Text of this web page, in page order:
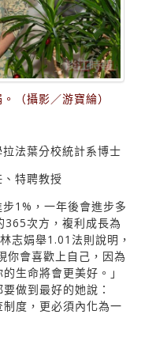
（攝影／游寶綸）
法葉分校統計系博士
特聘教授
步1%，一年後會進步多
次方，複利成長為
志娟舉1.01法則說明，
你會喜歡上自己，因為
生命將會更美好。」
做到最好的她說：
制度，更必須內化為一